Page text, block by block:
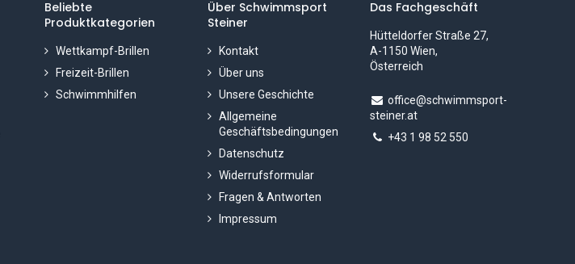
Beliebte
Produktkategorien
Wettkampf-Brillen
Freizeit-Brillen
Schwimmhilfen
Über Schwimmsport
Steiner
Kontakt
Über uns
Unsere Geschichte
Allgemeine
Geschäftsbedingungen
Datenschutz
Widerrufsformular
Fragen & Antworten
Impressum
Das Fachgeschäft
Hütteldorfer Straße 27,
A-1150 Wien,
Österreich
office@schwimmsport-
steiner.at
+43 1 98 52 550